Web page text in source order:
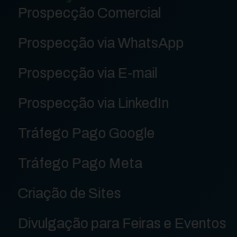
Prospecção Comercial
Prospecção via WhatsApp
Prospecção via E-mail
Prospecção via LinkedIn
Tráfego Pago Google
Tráfego Pago Meta
Criação de Sites
Divulgação para Feiras e Eventos